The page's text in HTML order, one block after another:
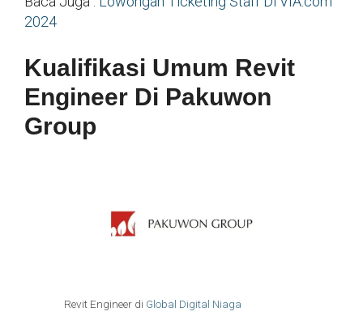
2024
Kualifikasi Umum Revit
Engineer Di Pakuwon
Group
Revit Engineer di Global Digital Niaga